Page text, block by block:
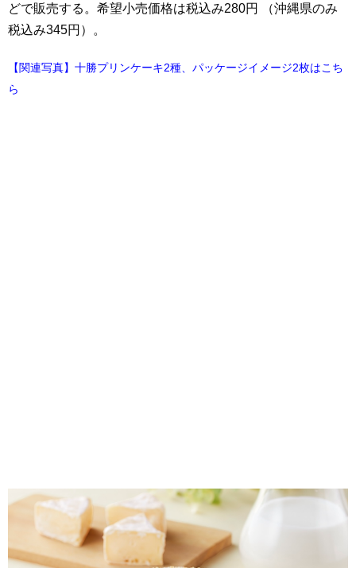
どで販売する。希望小売価格は税込み280円 （沖縄県のみ
税込み345円）。
【関連写真】十勝プリンケーキ2種、パッケージイメージ2枚はこち
ら